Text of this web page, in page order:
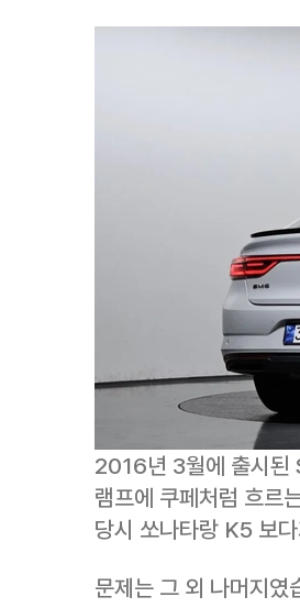
2016년 3월에 출시된
램프에 쿠페처럼 흐르
당시 쏘나타랑 K5 보
문제는 그 외 나머지였